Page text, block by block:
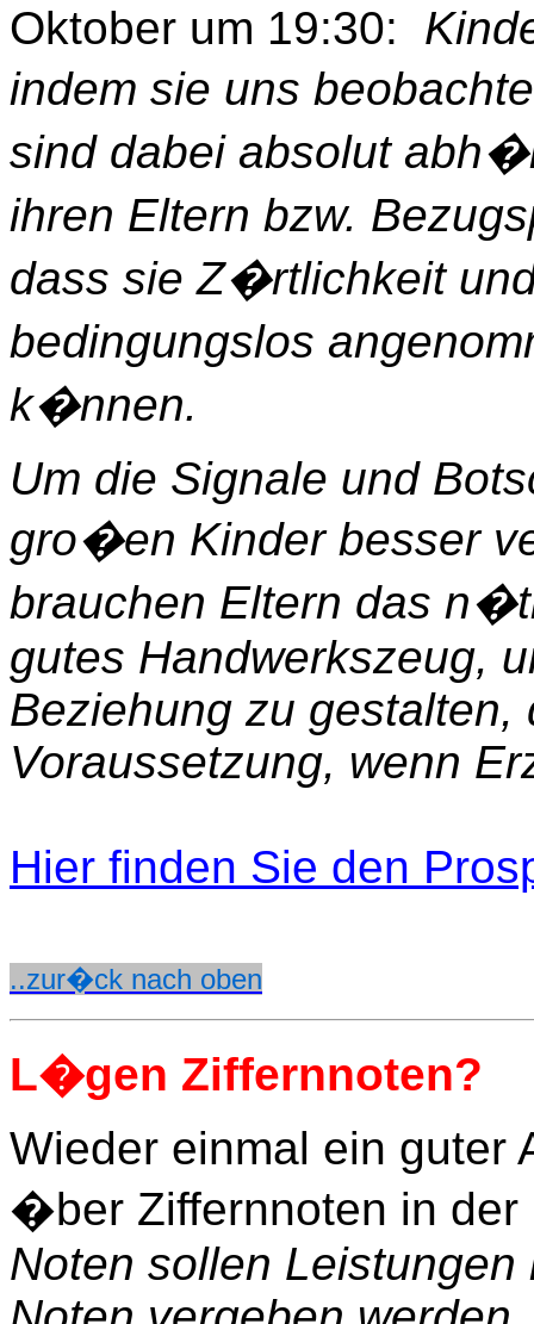
Oktober um 19:30:
indem sie uns
sind dabei absolut
ihren Eltern bzw.
dass sie Z�rtlichkeit
bedingungslos
k�nnen.
Um die Signale und
gro�en Kinder besser
brauchen Eltern das
gutes Handwerkszeug,
Beziehung zu
Voraussetzung, wenn
Hier finden Sie den
..zur�ck nach oben
L�gen Ziffernnoten?
Wieder einmal ein guter
�ber Ziffernnoten in der
Noten sollen